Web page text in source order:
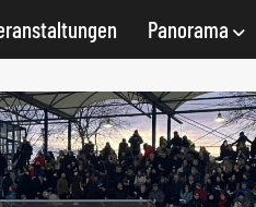
Panorama